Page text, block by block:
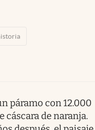
páramo con 12.000
cáscara de naranja.